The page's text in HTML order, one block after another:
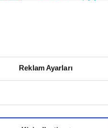
Reklam Ayarları